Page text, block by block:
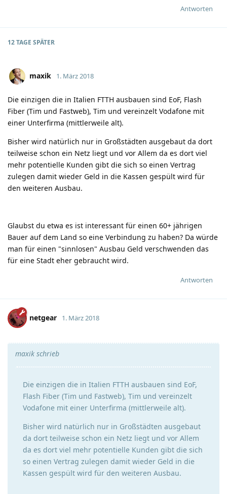
Antworten
12 TAGE SPÄTER
maxik 1. März 2018
Die einzigen die in Italien FTTH ausbauen sind EoF, Flash
Fiber (Tim und Fastweb), Tim und vereinzelt Vodafone mit
einer Unterfirma (mittlerweile alt).
Bisher wird natürlich nur in Großstädten ausgebaut da dort
teilweise schon ein Netz liegt und vor Allem da es dort viel
mehr potentielle Kunden gibt die sich so einen Vertrag
zulegen damit wieder Geld in die Kassen gespült wird für
den weiteren Ausbau.
Glaubst du etwa es ist interessant für einen 60+ jährigen
Bauer auf dem Land so eine Verbindung zu haben? Da würde
man für einen "sinnlosen" Ausbau Geld verschwenden das
für eine Stadt eher gebraucht wird.
Antworten
netgear 1. März 2018
maxik schrieb
Die einzigen die in Italien FTTH ausbauen sind EoF,
Flash Fiber (Tim und Fastweb), Tim und vereinzelt
Vodafone mit einer Unterfirma (mittlerweile alt).
Bisher wird natürlich nur in Großstädten ausgebaut
da dort teilweise schon ein Netz liegt und vor Allem
da es dort viel mehr potentielle Kunden gibt die sich
so einen Vertrag zulegen damit wieder Geld in die
Kassen gespült wird für den weiteren Ausbau.